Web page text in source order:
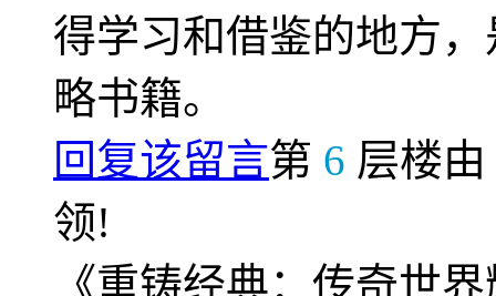
得学习和借鉴的地方
略书籍。
回复该留言第 6 层楼由
领!
《重铸经典：传奇世